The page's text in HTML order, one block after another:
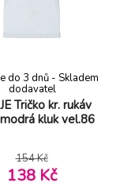
Tričko kr. rukáv
kluk vel.86
do 3 dnů - Skladem
dodavatel
154 Kč
138 Kč